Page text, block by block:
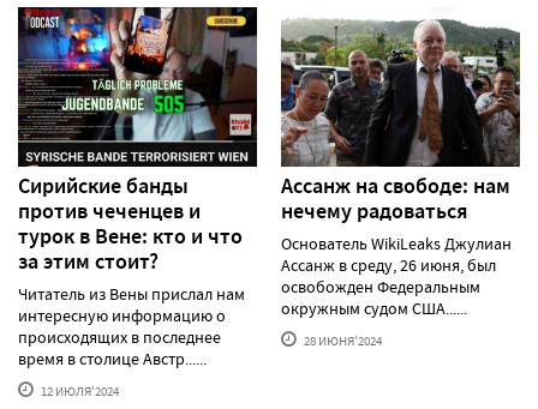
Сирийские банды
против чеченцев и
турок в Вене: кто и что
за этим стоит?
Читатель из Вены прислал нам
интересную информацию о
происходящих в последнее
время в столице Австр......
12 ИЮЛЯ'2024
Ассанж на свободе: нам
нечему радоваться
Основатель WikiLeaks Джулиан
Ассанж в среду, 26 июня, был
освобожден Федеральным
окружным судом США......
28 ИЮНЯ'2024